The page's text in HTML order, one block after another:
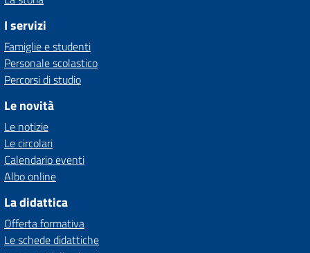
I servizi
Famiglie e studenti
Personale scolastico
Percorsi di studio
Le novità
Le notizie
Le circolari
Calendario eventi
Albo online
La didattica
Offerta formativa
Le schede didattiche